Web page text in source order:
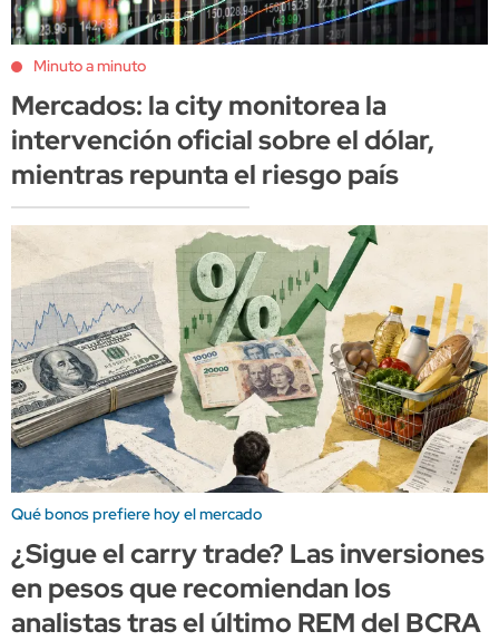
Minuto a minuto
Mercados: la city monitorea la
intervención oficial sobre el dólar,
mientras repunta el riesgo país
Qué bonos prefiere hoy el mercado
¿Sigue el carry trade? Las inversiones
en pesos que recomiendan los
analistas tras el último REM del BCRA